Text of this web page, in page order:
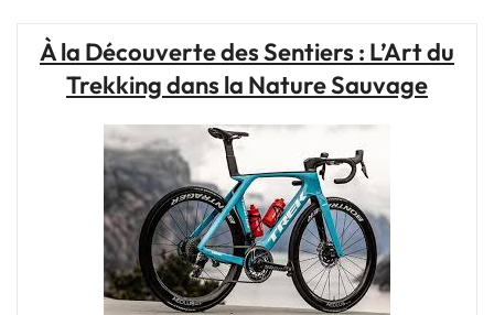
Trail
pour
Aventure
en
Plein
Air"
À la Découverte des Sentiers : L’Art du
Trekking dans la Nature Sauvage